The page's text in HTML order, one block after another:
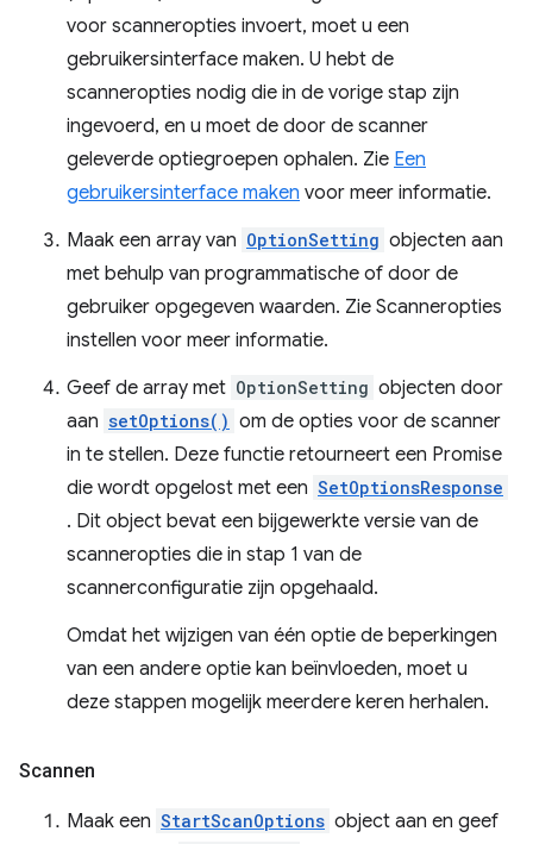
voor scanneropties invoert, moet u een
gebruikersinterface maken. U hebt de
scanneropties nodig die in de vorige stap zijn
ingevoerd, en u moet de door de scanner
geleverde optiegroepen ophalen. Zie Een
gebruikersinterface maken voor meer informatie.
Maak een array van OptionSetting objecten aan
met behulp van programmatische of door de
gebruiker opgegeven waarden. Zie Scanneropties
instellen voor meer informatie.
Geef de array met OptionSetting objecten door
aan setOptions() om de opties voor de scanner
in te stellen. Deze functie retourneert een Promise
die wordt opgelost met een SetOptionsResponse
. Dit object bevat een bijgewerkte versie van de
scanneropties die in stap 1 van de
scannerconfiguratie zijn opgehaald.
Omdat het wijzigen van één optie de beperkingen
van een andere optie kan beïnvloeden, moet u
deze stappen mogelijk meerdere keren herhalen.
Scannen
Maak een StartScanOptions object aan en geef